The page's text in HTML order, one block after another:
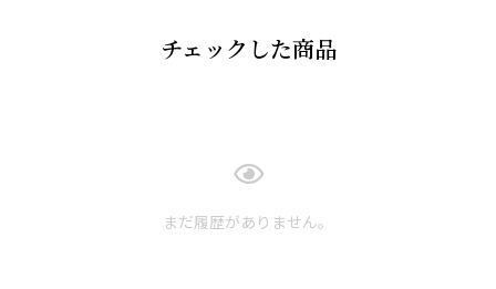
チェックした商品
まだ履歴がありません。